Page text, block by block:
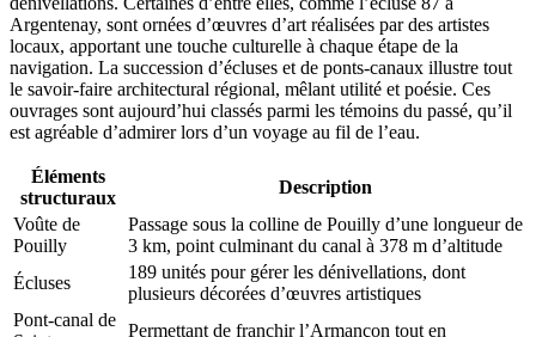
Argentenay, sont ornées d’œuvres d’art réalisées par des artistes
locaux, apportant une touche culturelle à chaque étape de la
navigation. La succession d’écluses et de ponts-canaux illustre tout
le savoir-faire architectural régional, mêlant utilité et poésie. Ces
ouvrages sont aujourd’hui classés parmi les témoins du passé, qu’il
est agréable d’admirer lors d’un voyage au fil de l’eau.
Éléments
structuraux
Description
Voûte de
Pouilly
Passage sous la colline de Pouilly d’une longueur de
3 km, point culminant du canal à 378 m d’altitude
Écluses
189 unités pour gérer les dénivellations, dont
plusieurs décorées d’œuvres artistiques
Pont-canal de
Permettant de franchir l’Armançon tout en